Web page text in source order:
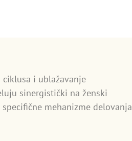
i ublažavanje
sinergistički na ženski
mehanizme delovanja